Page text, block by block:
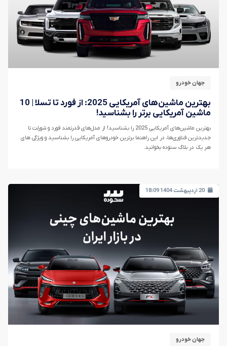
جهان خودرو
بهترین ماشین‌های آمریکایی 2025: از فورد تا تسلا | 10
ماشین آمریکایی برتر را بشناسید!
بهترین ماشین‌های آمریکایی 2025 را بشناسید! از مدل‌های قدرتمند فورد و شورلت تا
جدیدترین فناوری‌ها، در این راهنما برترین خودروهای آمریکایی را بشناسید و ویژگی های
هر یک در بلاگ ستوده بخوانید.
جهان خودرو